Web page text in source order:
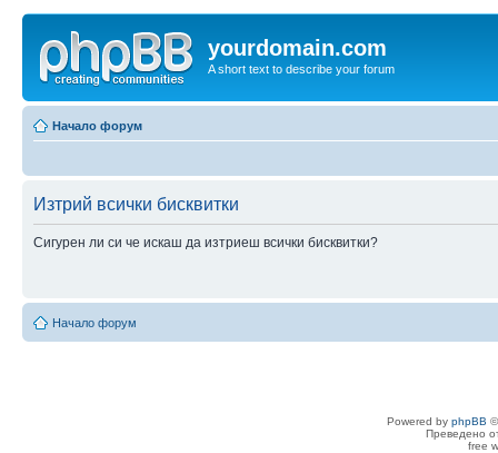
yourdomain.com
A short text to describe your forum
Начало форум
Изтрий всички бисквитки
Сигурен ли си че искаш да изтриеш всички бисквитки?
Начало форум
Powered by phpBB
Преведено
free